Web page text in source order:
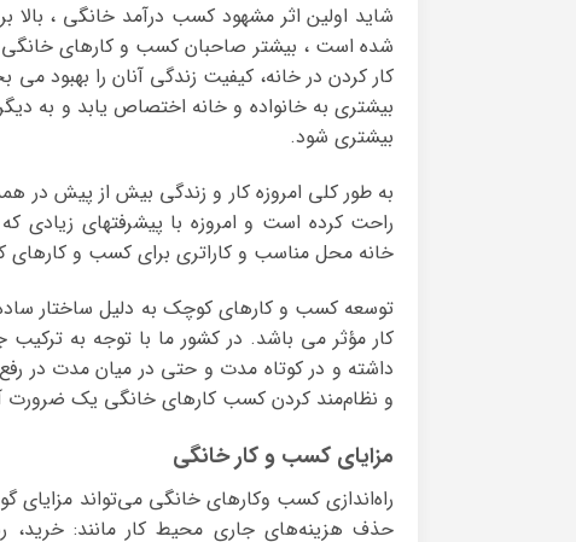
شاید اولین اثر مشهود کسب درآمد خانگی ، بالا
شده است ، بیشتر صاحبان کسب و کار‌های خانگی
کار کردن در خانه، کیفیت زندگی آنان را بهبود
بیشتری به خانواده و خانه اختصاص یابد و به
بیشتری شود.
به طور کلی امروزه کار و زندگی بیش از پیش در
راحت کرده است و امروزه با پیشرفتهای زیادی
خانه محل مناسب و کاراتری برای کسب و
توسعه کسب و کارهای کوچک به دلیل ساختار ساده
کار مؤثر می باشد. در کشور ما با توجه به
داشته و در کوتاه مدت و حتی در میان مدت در
و نظام‌مند کردن کسب کارهای خانگی یک ضرورت
مزایای کسب و کار خانگی
راه‌اندازی کسب وکار‌های خانگی می‌تواند مزایای
حذف هزینه‌های جاری محیط کار مانند: خرید،